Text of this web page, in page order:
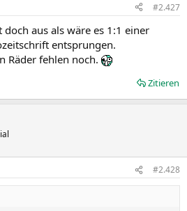
#2.427
aus als wäre es 1:1 einer
entsprungen.
Räder fehlen noch.
Zitieren
#2.428